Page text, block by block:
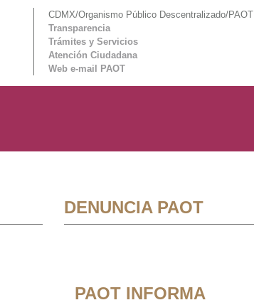
CDMX/Organismo Público Descentralizado/PAOT
Transparencia
Trámites y Servicios
Atención Ciudadana
Web e-mail PAOT
DENUNCIA PAOT
PAOT INFORMA